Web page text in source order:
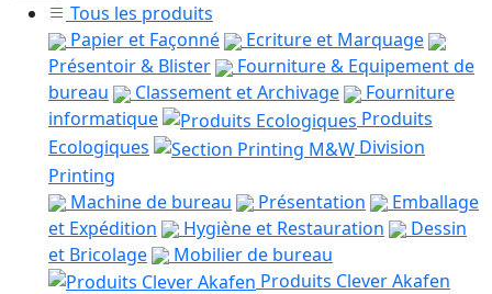
Tous les produits
Papier et Façonné
Ecriture et Marquage
Présentoir & Blister
Fourniture & Equipement de
bureau
Classement et Archivage
Fourniture
informatique
Produits
Ecologiques
Division
Printing
Machine de bureau
Présentation
Emballage
et Expédition
Hygiène et Restauration
Dessin
et Bricolage
Mobilier de bureau
Produits Clever Akafen